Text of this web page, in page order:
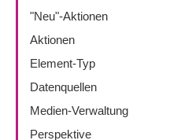
"Neu"-Aktionen
Aktionen
Element-Typ
Datenquellen
Medien-Verwaltung
Perspektive